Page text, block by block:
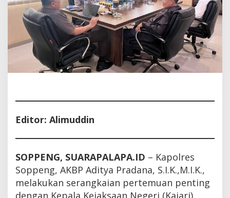
Editor: Alimuddin
SOPPENG, SUARAPALAPA.ID – Kapolres
Soppeng, AKBP Aditya Pradana, S.I.K.,M.I.K.,
melakukan serangkaian pertemuan penting
dengan Kepala Kejaksaan Negeri (Kajari)